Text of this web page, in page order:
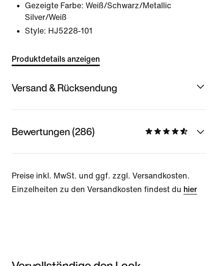
Gezeigte Farbe: Weiß/Schwarz/Metallic
Silver/Weiß
Style: HJ5228-101
Produktdetails anzeigen
Versand & Rücksendung
Bewertungen (286)
Preise inkl. MwSt. und ggf. zzgl. Versandkosten.
Einzelheiten zu den Versandkosten findest du hier